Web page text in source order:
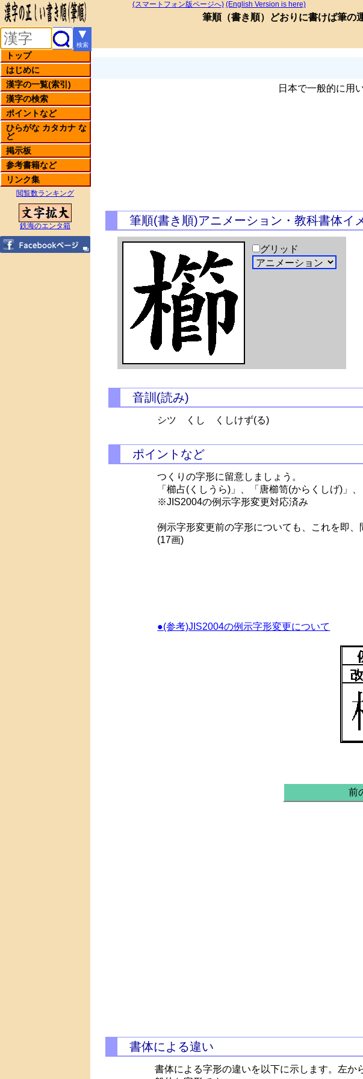
(スマートフォン版ページへ) (English Version is here)
筆順（書き順）どおりに書けば筆の
▼
検索
トップ
はじめに
漢字の一覧(索引)
漢字の検索
ポイントなど
ひらがな カタカナ な
ど
掲示板
参考書籍など
リンク集
閲覧数ランキング
鉄海のエンタ箱
日本で一般的に用
筆順(書き順)アニメーション・教科書体イ
グリッド
音訓(読み)
シツ くし くしけず(る)
ポイントなど
つくりの字形に留意しましょう。
「櫛占(くしうら)」、「唐櫛笥(からくしげ)」
※JIS2004の例示字形変更対応済み
例示字形変更前の字形についても、これを即
(17画)
●(参考)JIS2004の例示字形変更について
前
書体による違い
書体による字形の違いを以下に示します。左